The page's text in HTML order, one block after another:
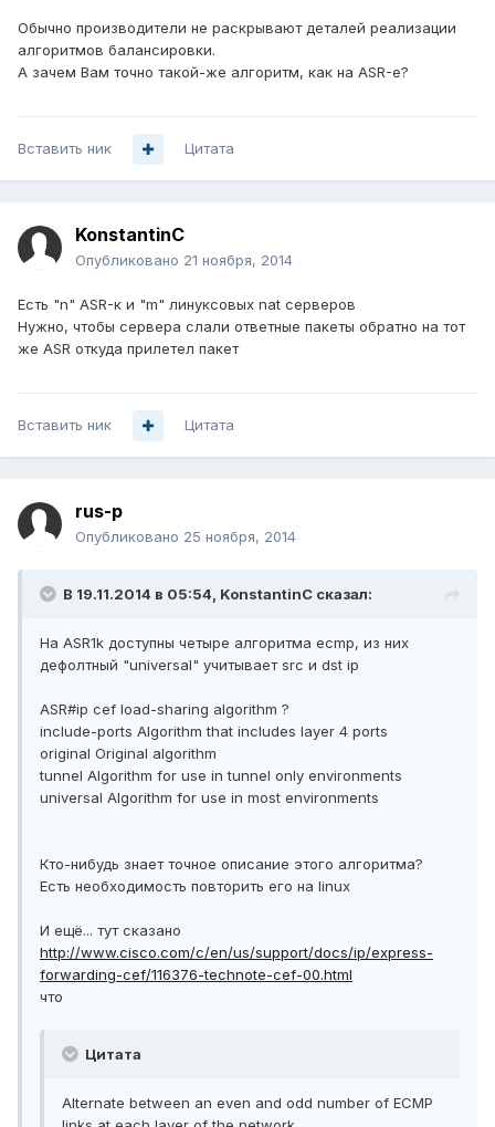
Обычно производители не раскрывают деталей реализации
алгоритмов балансировки.
А зачем Вам точно такой-же алгоритм, как на ASR-е?
Вставить ник Цитата
KonstantinC
Опубликовано 21 ноября, 2014
Есть "n" ASR-к и "m" линуксовых nat серверов
Нужно, чтобы сервера слали ответные пакеты обратно на тот
же ASR откуда прилетел пакет
Вставить ник Цитата
rus-p
Опубликовано 25 ноября, 2014
В 19.11.2014 в 05:54, KonstantinC сказал:
На ASR1k доступны четыре алгоритма ecmp, из них
дефолтный "universal" учитывает src и dst ip
ASR#ip cef load-sharing algorithm ?
include-ports Algorithm that includes layer 4 ports
original Original algorithm
tunnel Algorithm for use in tunnel only environments
universal Algorithm for use in most environments
Кто-нибудь знает точное описание этого алгоритма?
Есть необходимость повторить его на linux
И ещё... тут сказано
http://www.cisco.com/c/en/us/support/docs/ip/express-
forwarding-cef/116376-technote-cef-00.html
что
Цитата
Alternate between an even and odd number of ECMP